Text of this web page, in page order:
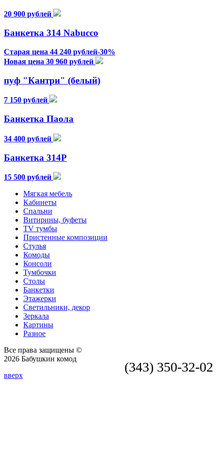
20 900 рублей
Банкетка 314 Nabucco
Старая цена 44 240 рублей-30%
Новая цена 30 960 рублей
пуф "Кантри" (белый)
7 150 рублей
Банкетка Паола
34 400 рублей
Банкетка 314Р
15 500 рублей
Мягкая мебель
Кабинеты
Спальни
Витирины, буфеты
TV тумбы
Пристенные композиции
Стулья
Комоды
Консоли
Тумбочки
Столы
Банкетки
Этажерки
Светильники, декор
Зеркала
Картины
Разное
(343) 350-32-02
Все права защищены ©
2026 Бабушкин комод
вверх